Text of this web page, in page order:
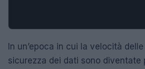
In un’epoca in cui la velocità
sicurezza dei dati sono diventate